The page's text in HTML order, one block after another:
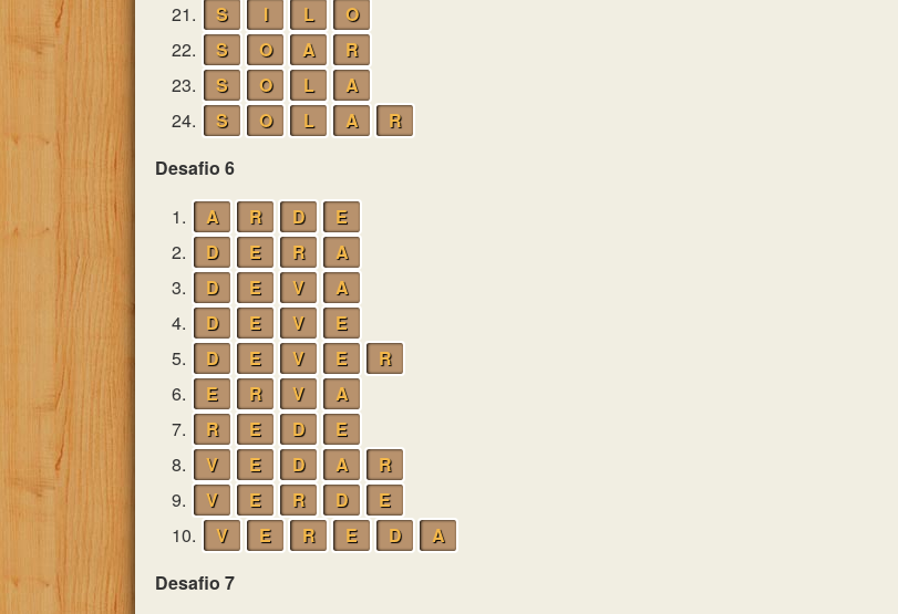
21.
S I L
O
22.
S O A
R
23.
S O L
A
24.
S O L A
R
Desafio 6
1.
A R D
E
2.
D E R
A
3.
D E V
A
4.
D E V
E
5.
D E V E
R
6.
E R V
A
7.
R E D
E
8.
V E D A
R
9.
V E R D
E
10.
V E R E D
A
Desafio 7